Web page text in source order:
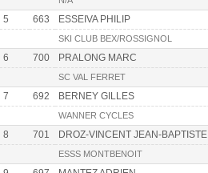
5 663 ESSEIVA PHILIP
SKI CLUB BEX/ROSSIGNOL
6 700 PRALONG MARC
SC VAL FERRET
7 692 BERNEY GILLES
WANNER CYCLES
8 701 DROZ-VINCENT JEAN-BAPTISTE
ESSS MONTBENOIT